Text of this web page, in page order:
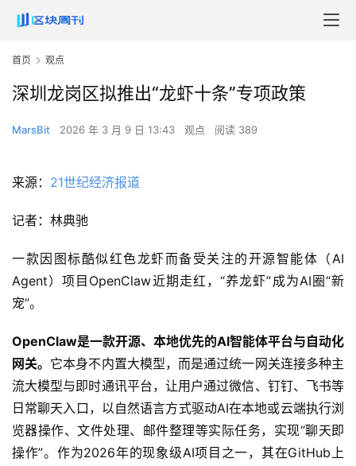
首页 观点
深圳龙岗区拟推出“龙虾十条”专项政策
MarsBit 2026 年 3 月 9 日 13:43 观点 阅读 389
来源： 21世纪经济报道
记者：林典驰
一款因图标酷似红色龙虾而备受关注的开源智能体（AI
Agent）项目OpenClaw近期走红，“养龙虾”成为AI圈“新
宠”。
OpenClaw是一款开源、本地优先的AI智能体平台与自动化
网关。 它本身不内置大模型，而是通过统一网关连接多种主
流大模型与即时通讯平台，让用户通过微信、钉钉、飞书等
日常聊天入口，以自然语言方式驱动AI在本地或云端执行浏
览器操作、文件处理、邮件整理等实际任务，实现“聊天即
操作”。作为2026年的现象级AI项目之一，其在GitHub上